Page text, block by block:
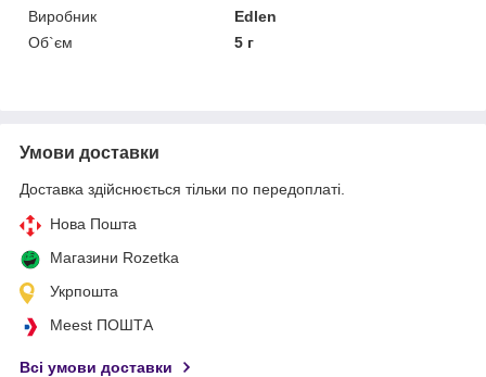
Виробник
Edlen
Об`єм
5 г
Умови доставки
Доставка здійснюється тільки по передоплаті.
Нова Пошта
Магазини Rozetka
Укрпошта
Meest ПОШТА
Всі умови доставки